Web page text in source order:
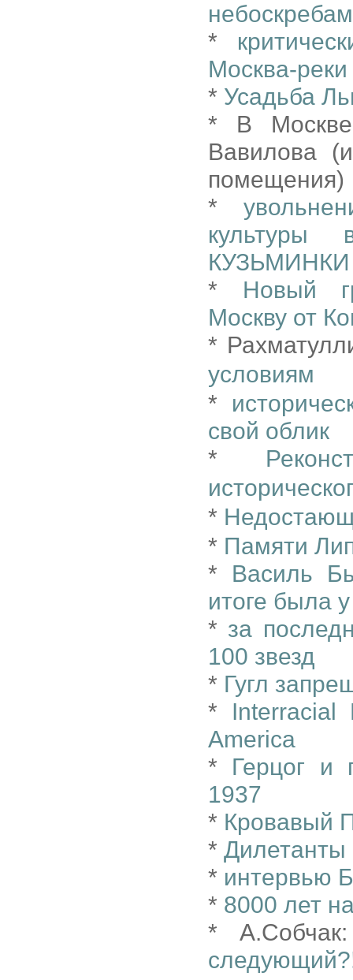
*
Москва-реки
* Усадьба
* В Москве
Вавилова
помещения)
*
культуры
КУЗЬМИНКИ
* Новый
Москву от
*
условиям
*
свой облик
*
*
* Памяти
* Василь
итоге была
* за
100 звезд
* Гугл
*
America
* Герцог и
1937
* Кровавый
* Дилетанты
* интервью
* 8000 лет
*